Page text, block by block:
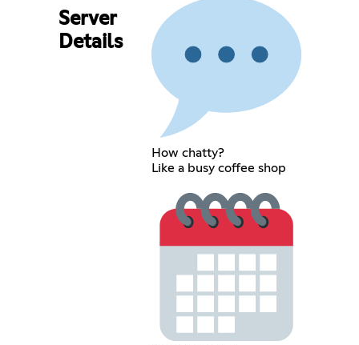
Server
Details
How chatty?
Like a busy coffee shop